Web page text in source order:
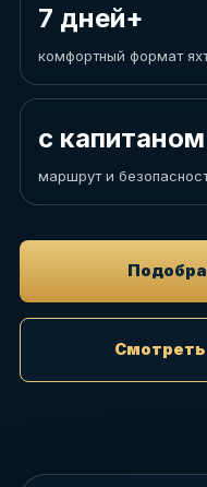
7 дней+
комфортный формат
с капитаном
маршрут и
Смотреть